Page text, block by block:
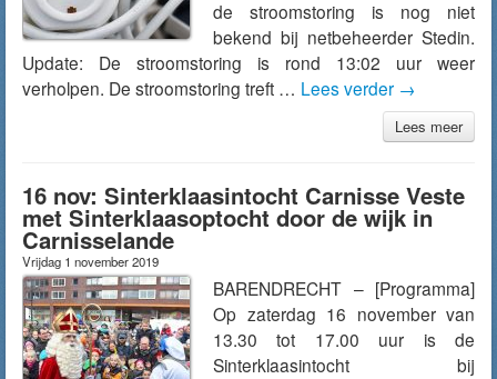
de stroomstoring is nog niet
bekend bij netbeheerder Stedin.
Update: De stroomstoring is rond 13:02 uur weer
verholpen. De stroomstoring treft … Lees verder →
Lees meer
16 nov: Sinterklaasintocht Carnisse Veste
met Sinterklaasoptocht door de wijk in
Carnisselande
Vrijdag 1 november 2019
BARENDRECHT – [Programma]
Op zaterdag 16 november van
13.30 tot 17.00 uur is de
Sinterklaasintocht bij